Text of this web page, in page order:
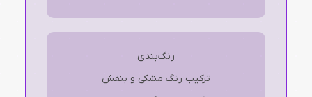
رنگ‌بندی
ترکیب رنگ مشکی و بنفش